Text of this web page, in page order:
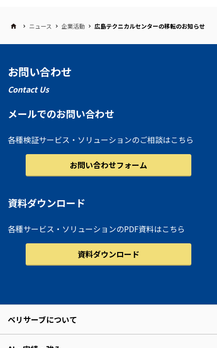
ニュース 企業活動 広島テクニカルセンターの移転のお知らせ
お問い合わせ
Contact Us
メールでのお問い合わせ
各種検証サービス・ソリューションのご相談はこちら
お問い合わせフォーム
資料ダウンロード
各種サービス・ソリューションのPDF資料はこちら
資料ダウンロード
ベリサーブについて